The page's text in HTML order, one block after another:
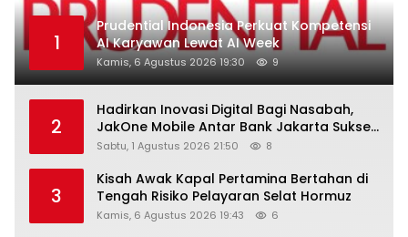
1
Prudential Indonesia Perkuat Kompetensi
AI Karyawan Lewat AI Week
Kamis, 6 Agustus 2026 19:30 9
2
Hadirkan Inovasi Digital Bagi Nasabah,
JakOne Mobile Antar Bank Jakarta Sukses
Raih Digital Excellence Awards 2026
Sabtu, 1 Agustus 2026 21:50 8
3
Kisah Awak Kapal Pertamina Bertahan di
Tengah Risiko Pelayaran Selat Hormuz
Kamis, 6 Agustus 2026 19:43 6